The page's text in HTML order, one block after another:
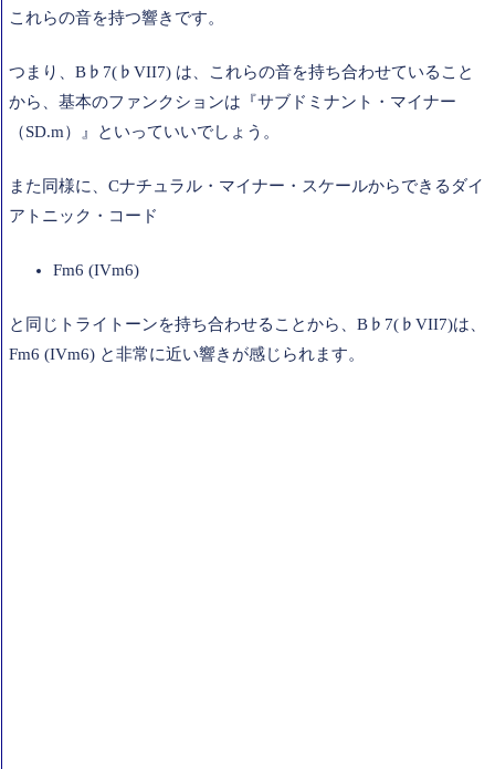
これらの音を持つ響きです。
つまり、B♭7(♭VII7) は、これらの音を持ち合わせていること
から、基本のファンクションは『サブドミナント・マイナー
（SD.m）』といっていいでしょう。
また同様に、Cナチュラル・マイナー・スケールからできるダイ
アトニック・コード
Fm6 (IVm6)
と同じトライトーンを持ち合わせることから、B♭7(♭VII7)は、
Fm6 (IVm6) と非常に近い響きが感じられます。